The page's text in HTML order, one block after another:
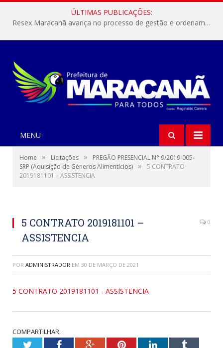
ÚLTIMAS PUBLICAÇÕES:
Resex Maracanã avança no processo de gestão e ordenamento do turismo em nossas áreas protegidas.
MENU
Home » Licitações »
PREGÃO PRESENCIAL N° 9/2019-005-
SRP (Aquisição de Gêneros Alimentícios) »
5 CONTRATO
2019181101 – ASSISTENCIA
5 CONTRATO 2019181101 –
ASSISTENCIA
0
POR ADMINISTRADOR EM 30 DE MARÇO DE 2021
5 CONTRATO 2019181101 - ASSISTENCIA
COMPARTILHAR:
TwitterFacebookGoogle+PinterestLinkedInTumblr